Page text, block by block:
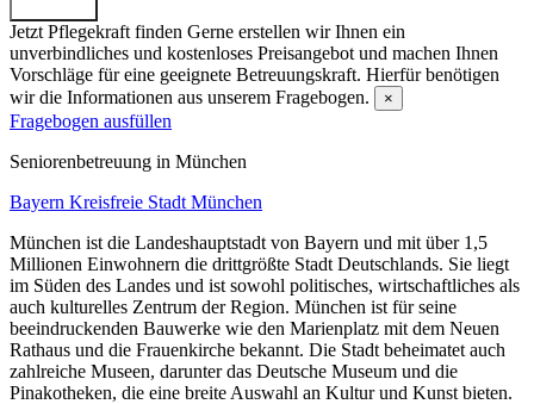
Jetzt Pflegekraft finden Gerne erstellen wir Ihnen ein
unverbindliches und kostenloses Preisangebot und machen Ihnen
Vorschläge für eine geeignete Betreuungskraft. Hierfür benötigen
wir die Informationen aus unserem Fragebogen.
×
Fragebogen ausfüllen
Senioren­betreuung in München
Bayern Kreisfreie Stadt München
München ist die Landeshauptstadt von Bayern und mit über 1,5
Millionen Einwohnern die drittgrößte Stadt Deutschlands. Sie liegt
im Süden des Landes und ist sowohl politisches, wirtschaftliches als
auch kulturelles Zentrum der Region. München ist für seine
beeindruckenden Bauwerke wie den Marienplatz mit dem Neuen
Rathaus und die Frauenkirche bekannt. Die Stadt beheimatet auch
zahlreiche Museen, darunter das Deutsche Museum und die
Pinakotheken, die eine breite Auswahl an Kultur und Kunst bieten.